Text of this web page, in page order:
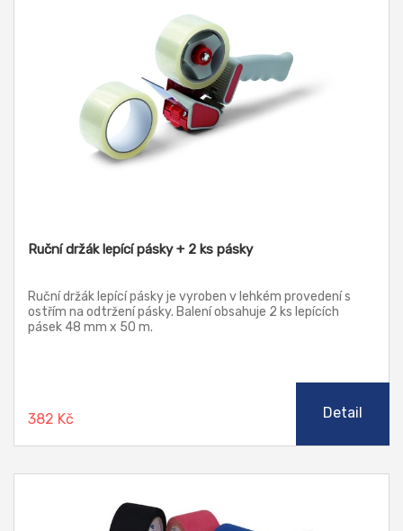
Ruční držák lepící pásky + 2 ks pásky
Ruční držák lepící pásky je vyroben v lehkém provedení s
ostřím na odtržení pásky. Balení obsahuje 2 ks lepících
pásek 48 mm x 50 m.
382 Kč Detail